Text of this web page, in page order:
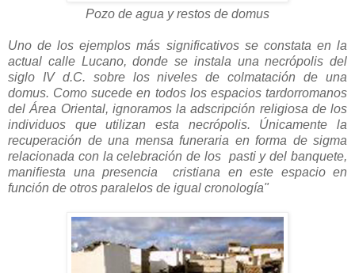
Pozo de agua y restos de domus
Uno de los ejemplos más significativos se constata en la
actual calle Lucano, donde se instala una necrópolis del
siglo IV d.C. sobre los niveles de colmatación de una
domus. Como sucede en todos los espacios tardorromanos
del Área Oriental, ignoramos la adscripción religiosa de los
individuos que utilizan esta necrópolis. Únicamente la
recuperación de una mensa funeraria en forma de sigma
relacionada con la celebración de los pasti y del banquete,
maniﬁesta una presencia cristiana en este espacio en
función de otros paralelos de igual cronología"